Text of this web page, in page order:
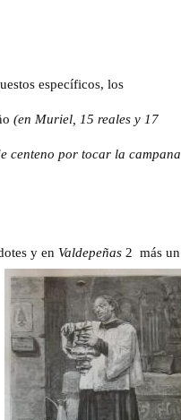
específicos, los
(en Muriel, 15 reales y 17
centeno por tocar la campana
y en Valdepeñas2 más un